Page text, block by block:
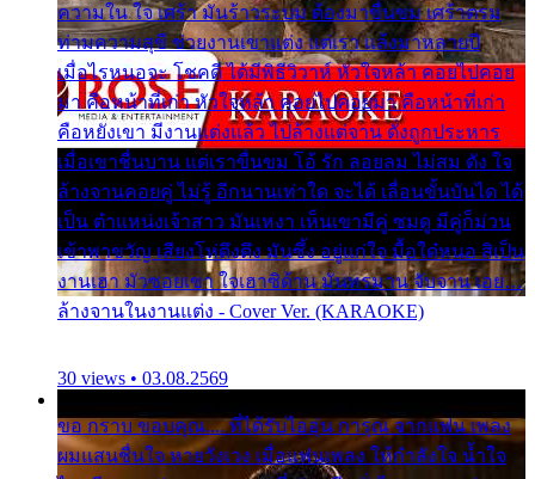
ความใน ใจ เศร้า มันร้าวระบม ต้องมาขื่นขม เศร้าตรม
ท่ามความสุขี ช่วยงานเขาแต่ง แต่เรา แล้งมาหลายปี
เมื่อไรหนอจะ โชคดี ได้มีพิธีวิวาห์ หัวใจหล้า คอยไปคอย
มา คือหน้าที่เก่า หัวใจหล้า คอยไปคอยมา คือหน้าที่เก่า
คือหยังเขา มีงานแต่งแล้ว ไปล้างแต่จาน ดั่งถูกประหาร
เมื่อเขาชื่นบาน แต่เราขื่นขม โอ้ รัก ลอยลม ไม่สม ดัง ใจ
ล้างจานคอยคู่ ไม่รู้ อีกนานเท่าใด จะได้ เลื่อนขั้นบันได ได้
เป็น ตำแหน่งเจ้าสาว มันเหงา เห็นเขามีคู่ ซมดู มีคู่ก็ม่วน
เข้าพาขวัญ เสียงโห่ตึงตึง มันซึ้ง อยู่แก่ใจ มื้อใด๋หนอ สิเป็น
งานเฮา มัวซอยเขา ใจเฮาซิด้าน มันทรมาน จับจาน เอย…
ล้างจานในงานแต่ง - Cover Ver. (KARAOKE)
30 views • 03.08.2569
ขอ กราบ ขอบคุณ.... ที่ได้รับไออุ่น การุณ จากแฟน เพลง
ผมแสนชื่นใจ หายวังเวง เมื่อแฟนเพลง ให้กำลังใจ น้ำใจ